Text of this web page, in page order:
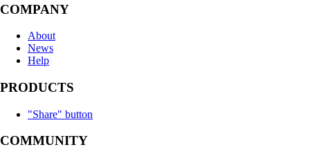
COMPANY
About
News
Help
PRODUCTS
"Share" button
COMMUNITY